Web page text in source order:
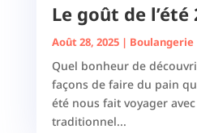
Le goût de l’été
Août 28, 2025| Boulangerie
Quel bonheur de
façons de faire du pain
été nous fait voyager
traditionnel...